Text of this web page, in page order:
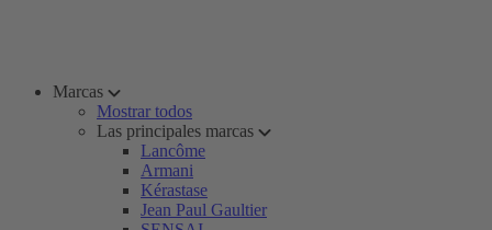
Marcas
Mostrar todos
Las principales marcas
Lancôme
Armani
Kérastase
Jean Paul Gaultier